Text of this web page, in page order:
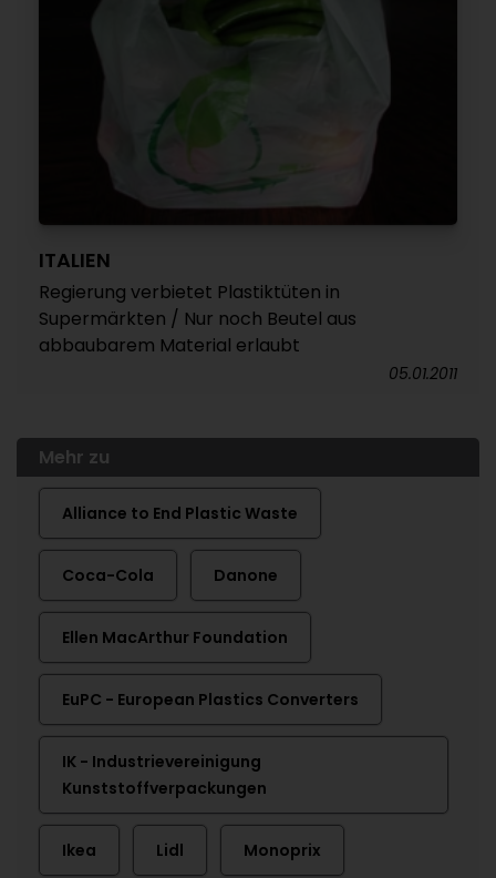
ITALIEN
Regierung verbietet Plastiktüten in
Supermärkten / Nur noch Beutel aus
abbaubarem Material erlaubt
05.01.2011
Mehr zu
Alliance to End Plastic Waste
Coca-Cola Danone
Ellen MacArthur Foundation
EuPC - European Plastics Converters
IK - Industrievereinigung
Kunststoffverpackungen
Ikea Lidl Monoprix